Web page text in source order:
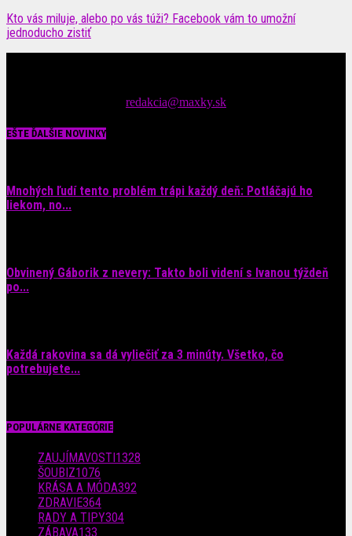
Kto vás miluje, alebo po vás túži? Facebook vám to umožní
jednoducho zistiť
redakcia@maxky.sk
EŠTE ĎALŠIE NOVINKY
Mnohých ľudí tento problém trápi každý deň: Potláčajú ho
liekom, no...
Obvinený Gáborik z nevery: Takto boli videní s Ivanou týždeň
po...
Každá rakovina sa dá vyliečiť za 3 minúty. Všetko, čo
potrebujete...
POPULÁRNE KATEGÓRIE
ZAUJÍMAVOSTI 1328
ŠOUBIZ1076
KRÁSA A MÓDA392
ZDRAVIE364
RADY A TIPY304
ZÁBAVA133